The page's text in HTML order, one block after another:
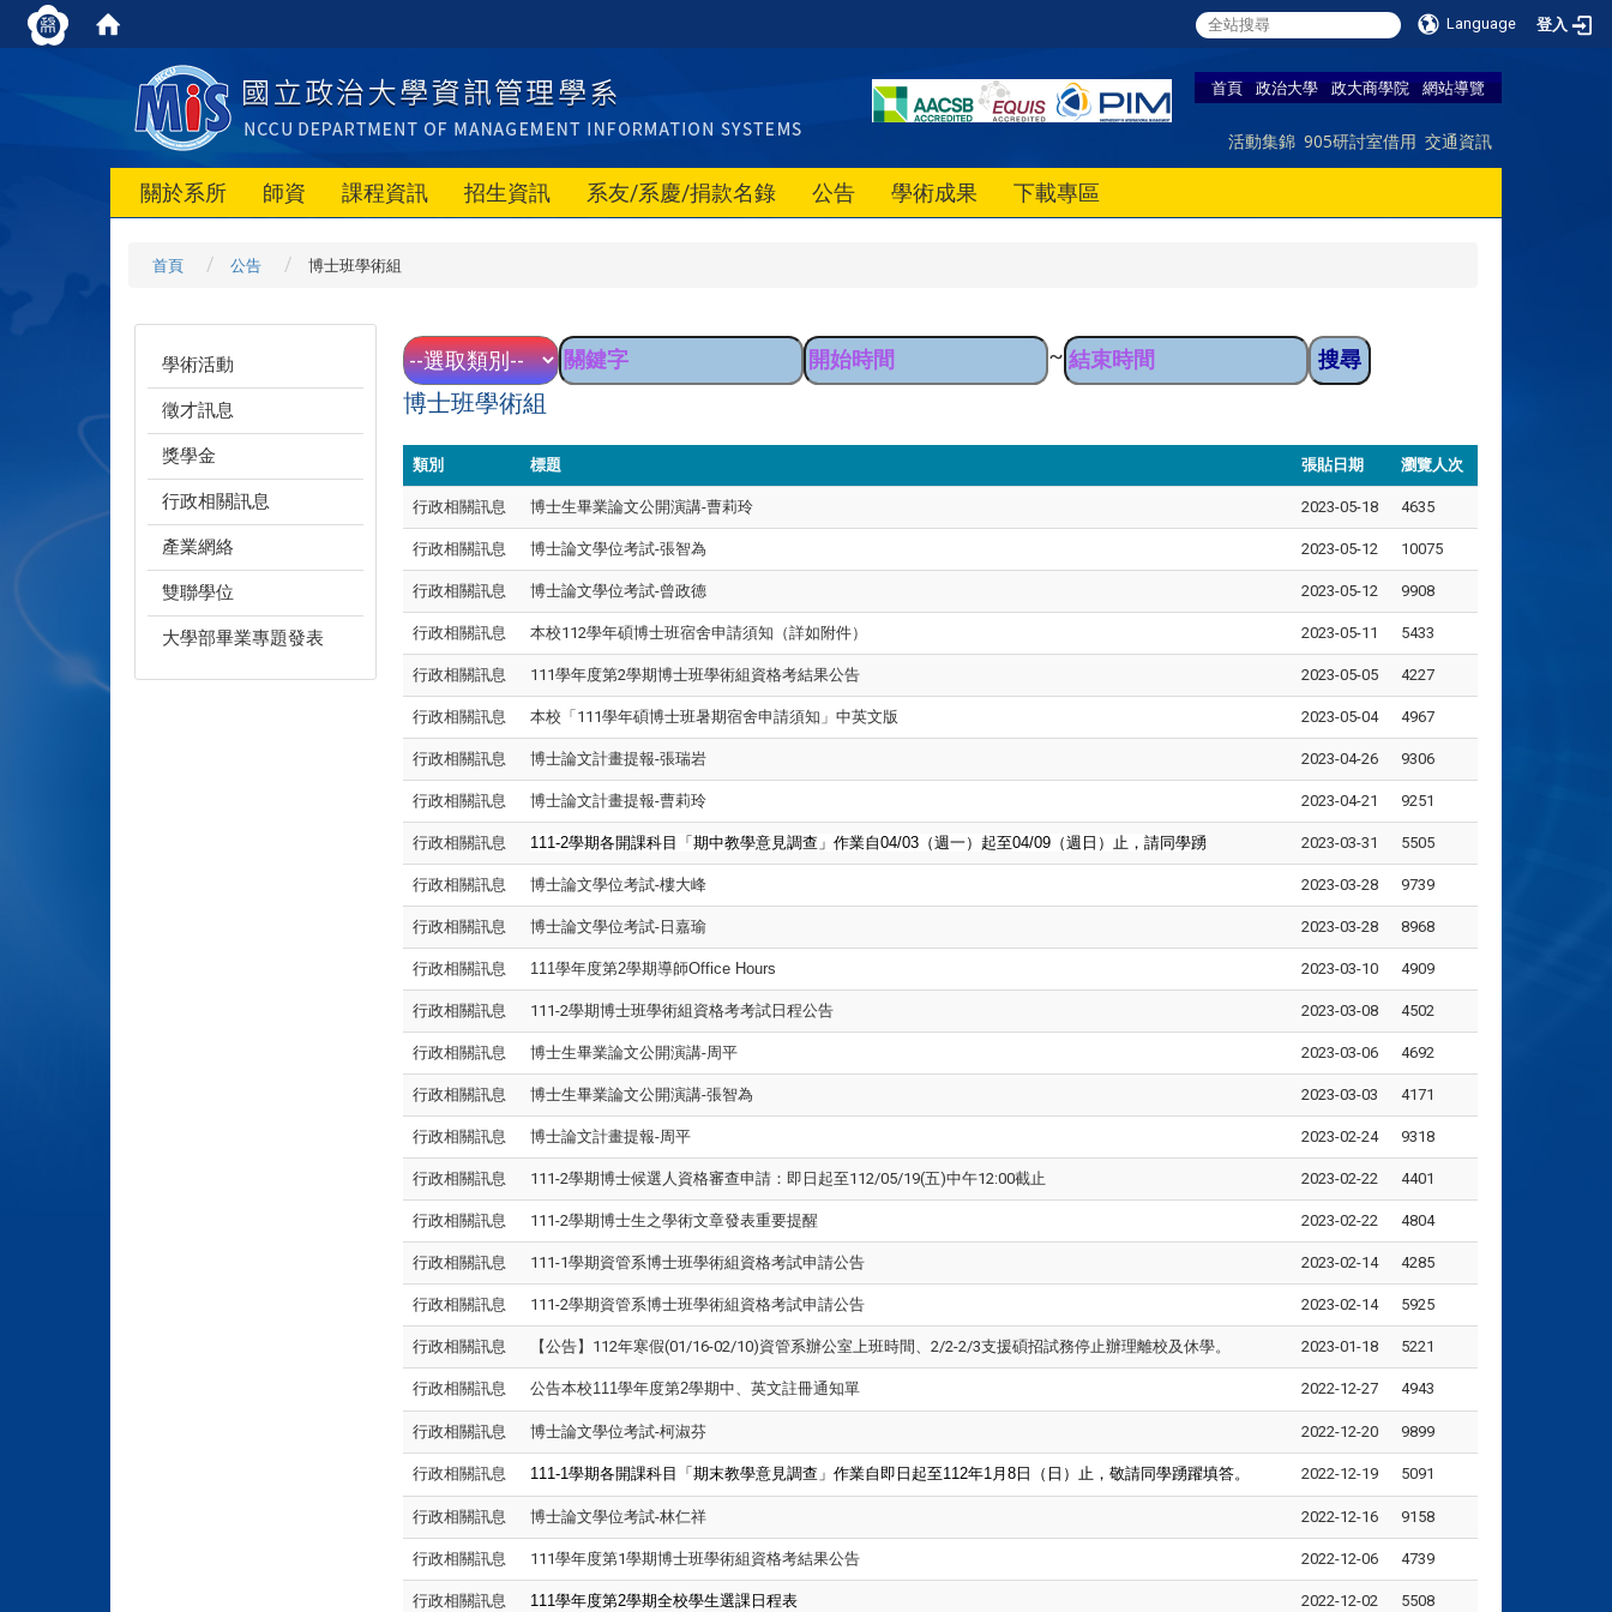
Language 登入
首頁 政治大學 政大商學院 網站導覽
活動集錦 905研討室借用 交通資訊
關於系所 師資 課程資訊 招生資訊 系友/系慶/捐款名錄 公告 學術成果 下載專區
首頁 公告 博士班學術組
學術活動
徵才訊息
獎學金
行政相關訊息
產業網絡
雙聯學位
大學部畢業專題發表
~
博士班學術組
類別 標題 張貼日期 瀏覽人次
行政相關訊息 博士生畢業論文公開演講-曹莉玲 2023-05-18 4635
行政相關訊息 博士論文學位考試-張智為 2023-05-12 10075
行政相關訊息 博士論文學位考試-曾政德 2023-05-12 9908
行政相關訊息 本校112學年碩博士班宿舍申請須知（詳如附件） 2023-05-11 5433
行政相關訊息 111學年度第2學期博士班學術組資格考結果公告 2023-05-05 4227
行政相關訊息 本校「111學年碩博士班暑期宿舍申請須知」中英文版 2023-05-04 4967
行政相關訊息 博士論文計畫提報-張瑞岩 2023-04-26 9306
行政相關訊息 博士論文計畫提報-曹莉玲 2023-04-21 9251
行政相關訊息 111-2學期各開課科目「期中教學意見調查」作業自04/03（週一）起至04/09（週日）止，請同學踴 2023-03-31 5505
行政相關訊息 博士論文學位考試-樓大峰 2023-03-28 9739
行政相關訊息 博士論文學位考試-日嘉瑜 2023-03-28 8968
行政相關訊息 111學年度第2學期導師Office Hours 2023-03-10 4909
行政相關訊息 111-2學期博士班學術組資格考考試日程公告 2023-03-08 4502
行政相關訊息 博士生畢業論文公開演講-周平 2023-03-06 4692
行政相關訊息 博士生畢業論文公開演講-張智為 2023-03-03 4171
行政相關訊息 博士論文計畫提報-周平 2023-02-24 9318
行政相關訊息 111-2學期博士候選人資格審查申請：即日起至112/05/19(五)中午12:00截止 2023-02-22 4401
行政相關訊息 111-2學期博士生之學術文章發表重要提醒 2023-02-22 4804
行政相關訊息 111-1學期資管系博士班學術組資格考試申請公告 2023-02-14 4285
行政相關訊息 111-2學期資管系博士班學術組資格考試申請公告 2023-02-14 5925
行政相關訊息 【公告】112年寒假(01/16-02/10)資管系辦公室上班時間、2/2-2/3支援碩招試務停止辦理離校及休學。 2023-01-18 5221
行政相關訊息 公告本校111學年度第2學期中、英文註冊通知單 2022-12-27 4943
行政相關訊息 博士論文學位考試-柯淑芬 2022-12-20 9899
行政相關訊息 111-1學期各開課科目「期末教學意見調查」作業自即日起至112年1月8日（日）止，敬請同學踴躍填答。 2022-12-19 5091
行政相關訊息 博士論文學位考試-林仁祥 2022-12-16 9158
行政相關訊息 111學年度第1學期博士班學術組資格考結果公告 2022-12-06 4739
行政相關訊息 111學年度第2學期全校學生選課日程表 2022-12-02 5508